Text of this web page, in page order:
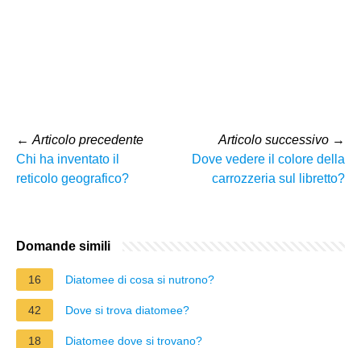
← Articolo precedente
Chi ha inventato il
reticolo geografico?
Articolo successivo →
Dove vedere il colore della
carrozzeria sul libretto?
Domande simili
16 Diatomee di cosa si nutrono?
42 Dove si trova diatomee?
18 Diatomee dove si trovano?